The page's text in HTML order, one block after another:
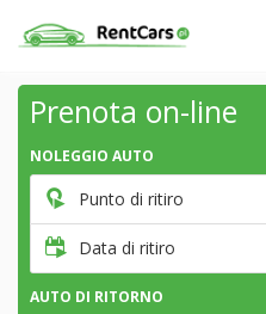
Prenota on-line
NOLEGGIO AUTO
Punto di ritiro
Data di ritiro
AUTO DI RITORNO